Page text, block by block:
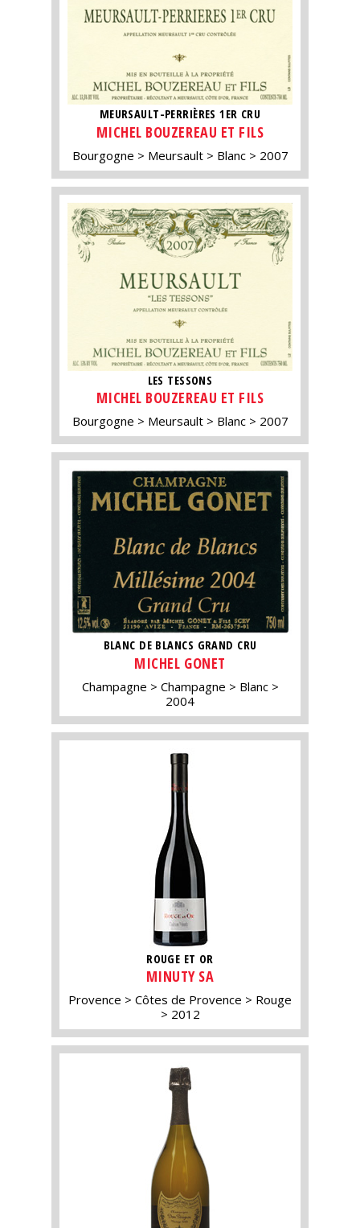
MEURSAULT-PERRIÈRES 1ER CRU
MICHEL BOUZEREAU ET FILS
Bourgogne Meursault Blanc 2007
LES TESSONS
MICHEL BOUZEREAU ET FILS
Bourgogne Meursault Blanc 2007
BLANC DE BLANCS GRAND CRU
MICHEL GONET
Champagne Champagne
Blanc
2004
ROUGE ET OR
MINUTY SA
Provence Côtes de Provence
Rouge
2012